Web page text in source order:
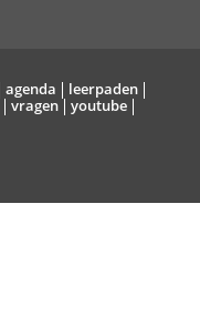
agenda
leerpaden
vragen
youtube